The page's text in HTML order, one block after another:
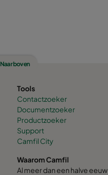
Naar boven
Tools
Contactzoeker
Documentzoeker
Productzoeker
Support
Camfil City
Waarom Camfil
Al meer dan een halve